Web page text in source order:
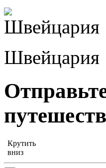
Швейцария
Крутить
вниз